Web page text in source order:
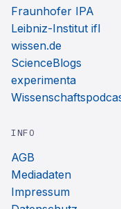
Fraunhofer IPA
Leibniz-Institut ifl
wissen.de
ScienceBlogs
experimenta
INFO
AGB
Mediadaten
Impressum